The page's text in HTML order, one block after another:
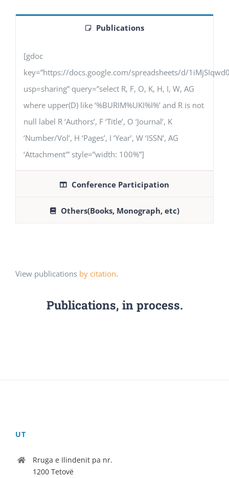
Publications
[gdoc
key=”https://docs.google.com/spreadsheets/d/
usp=sharing” query=”select R, F, O, K, H, I, W, AG
where upper(D) like ‘%BURIM%UKI%I%’ and R is not
null label R ‘Authors’, F ‘Title’, O ‘Journal’, K
‘Number/Vol’, H ‘Pages’, I ‘Year’, W ‘ISSN’, AG
‘Attachment'” style=”width: 100%”]
Conference Participation
Others(Books, Monograph, etc)
View publications by citation.
Publications, in process.
UT
Rruga e Ilindenit pa nr.
1200 Tetovë